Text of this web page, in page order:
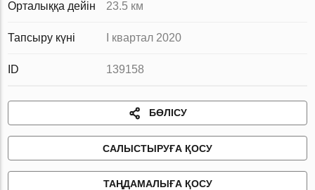
Орталыққа дейін 23.5 км
Тапсыру күні I квартал 2020
ID 139158
БӨЛІСУ
САЛЫСТЫРУҒА ҚОСУ
ТАҢДАМАЛЫҒА ҚОСУ